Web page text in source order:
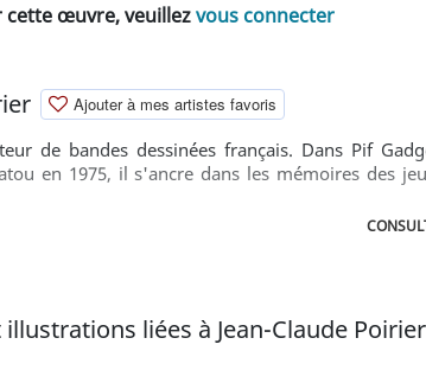
cette œuvre, veuillezvous connecter
Ajouter à mes artistes favoris
de bandes dessinées français. Dans Pif
en 1975, il s'ancre dans les mémoires des
liées à Jean-Claude